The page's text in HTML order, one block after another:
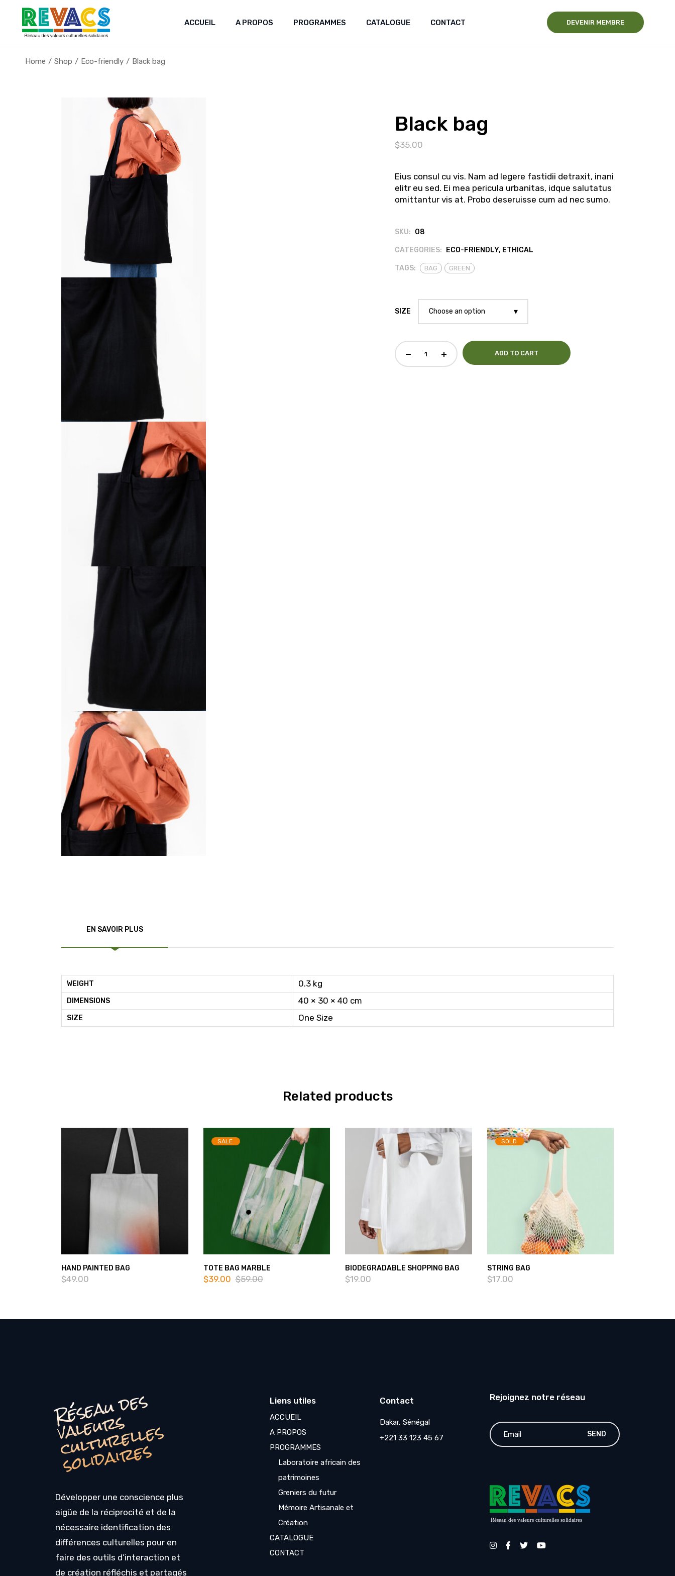
ACCUEIL A PROPOS PROGRAMMES CATALOGUE CONTACT DEVENIR MEMBRE
Home Shop Eco-friendly Black bag
Black bag
$35.00
Eius consul cu vis. Nam ad legere fastidii detraxit, inani
elitr eu sed. Ei mea pericula urbanitas, idque salutatus
omittantur vis at. Probo deseruisse cum ad nec sumo.
SKU: 08
CATEGORIES: ECO-FRIENDLY, ETHICAL
TAGS: BAG GREEN
SIZE Choose an option
ADD TO CART
EN SAVOIR PLUS
WEIGHT 0.3 kg
DIMENSIONS 40 × 30 × 40 cm
SIZE One Size
Related products
HAND PAINTED BAG
$49.00
SALE
TOTE BAG MARBLE
$59.00
$39.00
BIODEGRADABLE SHOPPING BAG
$19.00
SOLD
STRING BAG
$17.00
R
é
s
e
a
u
d
e
s
v
a
l
e
u
r
s
c
u
l
t
u
r
e
l
l
e
s
s
o
li
d
ai
r
e
s
Développer une conscience plus
aigüe de la réciprocité et de la
nécessaire identification des
différences culturelles pour en
faire des outils d’interaction et
de création réfléchis et partagés
Liens utiles
ACCUEIL
A PROPOS
PROGRAMMES
Laboratoire africain des
patrimoines
Greniers du futur
Mémoire Artisanale et
Création
CATALOGUE
CONTACT
Contact
Dakar, Sénégal
+221 33 123 45 67
Rejoignez notre réseau
SEND
Réseau des valeurs culturelles solidaires